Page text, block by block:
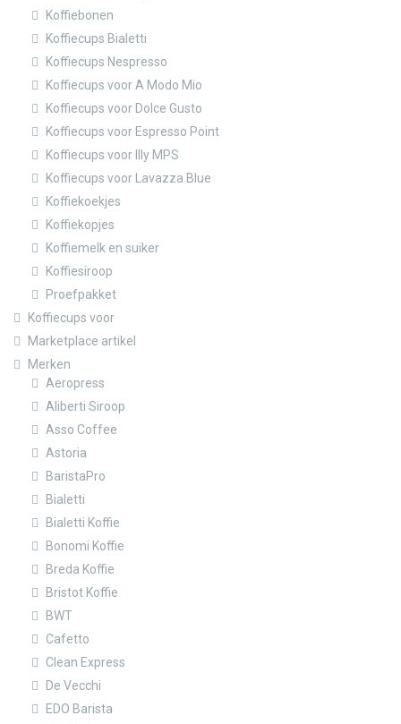
Koffiebonen
Koffiecups Bialetti
Koffiecups Nespresso
Koffiecups voor A Modo Mio
Koffiecups voor Dolce Gusto
Koffiecups voor Espresso Point
Koffiecups voor Illy MPS
Koffiecups voor Lavazza Blue
Koffiekoekjes
Koffiekopjes
Koffiemelk en suiker
Koffiesiroop
Proefpakket
Koffiecups voor
Marketplace artikel
Merken
Aeropress
Aliberti Siroop
Asso Coffee
Astoria
BaristaPro
Bialetti
Bialetti Koffie
Bonomi Koffie
Breda Koffie
Bristot Koffie
BWT
Cafetto
Clean Express
De Vecchi
EDO Barista